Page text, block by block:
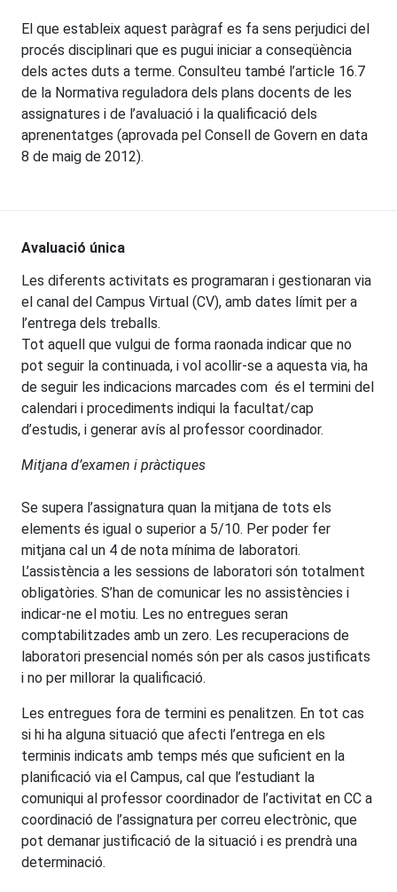
El que estableix aquest paràgraf es fa sens perjudici del
procés disciplinari que es pugui iniciar a conseqüència
dels actes duts a terme. Consulteu també l’article 16.7
de la Normativa reguladora dels plans docents de les
assignatures i de l’avaluació i la qualificació dels
aprenentatges (aprovada pel Consell de Govern en data
8 de maig de 2012).
Avaluació única
Les diferents activitats es programaran i gestionaran via
el canal del Campus Virtual (CV), amb dates límit per a
l’entrega dels treballs.
Tot aquell que vulgui de forma raonada indicar que no
pot seguir la continuada, i vol acollir-se a aquesta via, ha
de seguir les indicacions marcades com és el termini del
calendari i procediments indiqui la facultat/cap
d’estudis, i generar avís al professor coordinador.
Mitjana d’examen i pràctiques
Se supera l’assignatura quan la mitjana de tots els
elements és igual o superior a 5/10. Per poder fer
mitjana cal un 4 de nota mínima de laboratori.
L’assistència a les sessions de laboratori són totalment
obligatòries. S’han de comunicar les no assistències i
indicar-ne el motiu. Les no entregues seran
comptabilitzades amb un zero. Les recuperacions de
laboratori presencial només són per als casos justificats
i no per millorar la qualificació.
Les entregues fora de termini es penalitzen. En tot cas
si hi ha alguna situació que afecti l’entrega en els
terminis indicats amb temps més que suficient en la
planificació via el Campus, cal que l’estudiant la
comuniqui al professor coordinador de l’activitat en CC a
coordinació de l’assignatura per correu electrònic, que
pot demanar justificació de la situació i es prendrà una
determinació.